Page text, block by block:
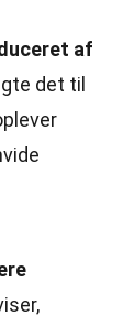
af
det til